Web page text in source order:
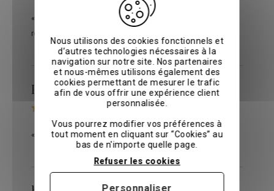
« Très bien, conforme à mes attentes, je
recommande ! »
Philippe R.le 25/06/2025surAvis vérifiés
« Très bien, conforme à mes attentes. »
Nous utilisons des cookies fonctionnels et
d’autres technologies nécessaires à la
navigation sur notre site. Nos partenaires
et nous-mêmes utilisons également des
cookies permettant de mesurer le trafic
afin de vous offrir une expérience client
personnalisée.
Vous pourrez modifier vos préférences à
tout moment en cliquant sur “Cookies” au
bas de n'importe quelle page.
Refuser les cookies
Personnaliser